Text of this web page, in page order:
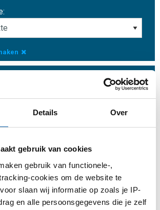
Details Over
gebruik van cookies
gebruik van functionele-,
cookies om de website te
slaan wij informatie op zoals je IP-
en alle persoonsgegevens die je zelf
Eenheid:
Inloggen
om te bestellen